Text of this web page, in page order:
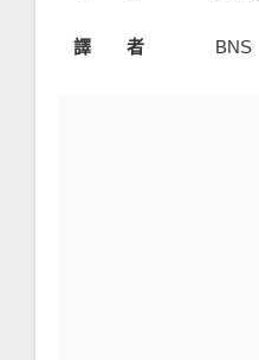
譯 者 BNS